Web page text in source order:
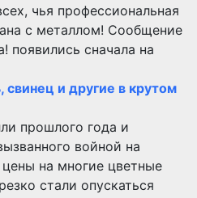
чья профессиональная
с металлом! Сообщение
появились сначала на
и другие в крутом
прошлого года и
войной на
на многие цветные
стали опускаться